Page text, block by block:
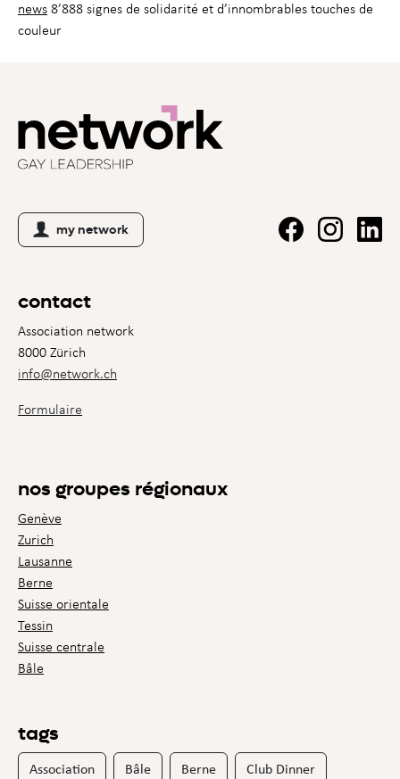
news 8’888 signes de solidarité et d’innom­brables touches de
couleur
my network
contact
Association network
8000 Zürich
info@network.ch
Formulaire
nos groupes régionaux
Genève
Zurich
Lausanne
Berne
Suisse orientale
Tessin
Suisse centrale
Bâle
tags
Association Bâle Berne Club Dinner